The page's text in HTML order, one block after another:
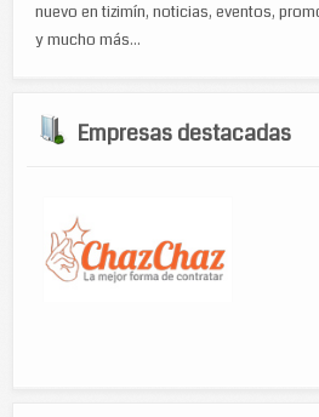
nuevo en tizimín, noticias, eventos,
y mucho más...
Empresas destacadas